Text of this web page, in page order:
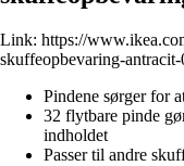
Link: https://
skuffeopbevaring-
Pindene sørger for
32 flytbare pinde
indholdet
Passer til andre